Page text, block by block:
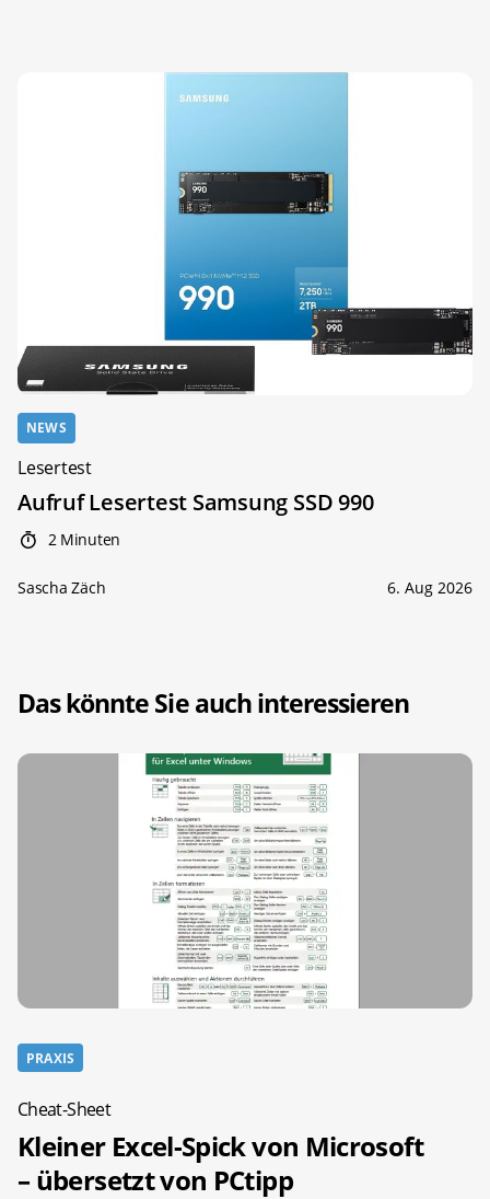
NEWS
Lesertest
Aufruf Lesertest Samsung SSD 990
2 Minuten
Sascha Zäch 6. Aug 2026
Das könnte Sie auch interessieren
PRAXIS
Cheat-Sheet
Kleiner Excel-Spick von Microsoft
– übersetzt von PCtipp